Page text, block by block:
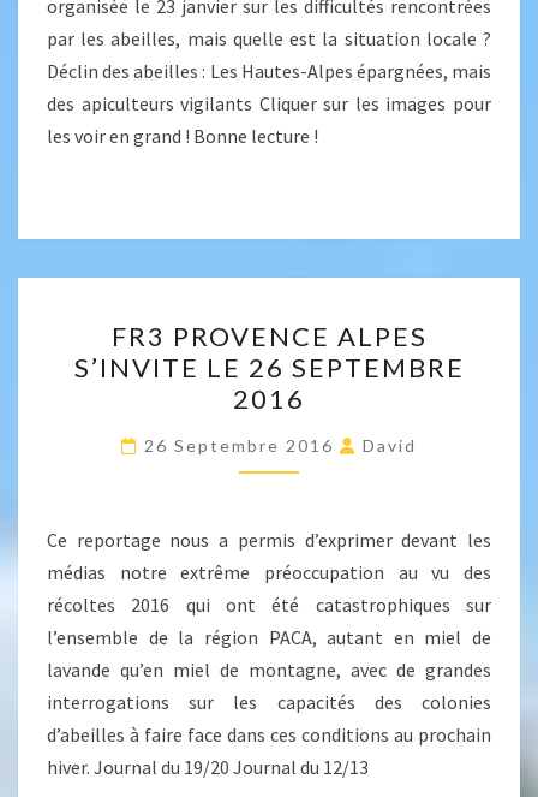
organisée le 23 janvier sur les difficultés rencontrées
par les abeilles, mais quelle est la situation locale ?
Déclin des abeilles : Les Hautes-Alpes épargnées, mais
des apiculteurs vigilants Cliquer sur les images pour
les voir en grand ! Bonne lecture !
PROVENCE
ALPES
S’INVITE
LE
26
2016
FR3 PROVENCE ALPES
S’INVITE LE 26 SEPTEMBRE
2016
26 Septembre 2016 David
Ce reportage nous a permis d’exprimer devant les
médias notre extrême préoccupation au vu des
récoltes 2016 qui ont été catastrophiques sur
l’ensemble de la région PACA, autant en miel de
lavande qu’en miel de montagne, avec de grandes
interrogations sur les capacités des colonies
d’abeilles à faire face dans ces conditions au prochain
hiver. Journal du 19/20 Journal du 12/13